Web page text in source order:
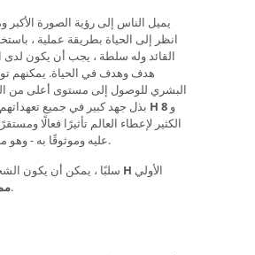
يميل الناس إلى رؤية الصورة
انظر إلى الحياة بطريقة عملية ،
القائد وله سلطة ، يجب أن يكون لدى
البشري للوصول إلى مستوى أعلى من
H و 8
الكثير لإعطاء العالم تأثيرًا فعالًا
عليه وموثوقًا به - وهو ما يحتاجه الآخرون.
H الأولي
ذاتيًا وجشعًا.